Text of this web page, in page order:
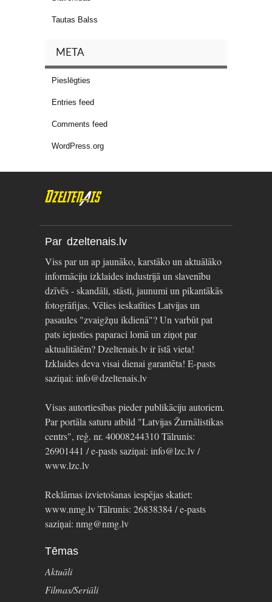
Tautas Balss
META
Pieslēgties
Entries feed
Comments feed
WordPress.org
Par dzeltenais.lv
Viss par un ap jaunāko, karstāko un aktuālāko
informāciju izklaides industrijā un slavenību
dzīvēs - skandāli, stāsti, jaunumi un pikantākās
fotogrāfijas. Vēlies ieskatīties Latvijas un
pasaules "zvaigžņu ikdienā"? Un varbūt pat
pats iejusties paparaci lomā un ziņot par
aktualitātēm? Dzeltenais.lv ir īstā vieta!
Izklaides deva visai dienai garantēta! E-pasts
saziņai: info@dzeltenais.lv
Visas autortiesības pieder publikāciju autoriem.
Par portāla saturu atbild "Latvijas Žurnālistikas
centrs", reģ. nr. 40008244310 Tālrunis:
26901441 / e-pasts saziņai: info@lzc.lv /
www.lzc.lv
Reklāmas izvietošanas iespējas skatiet:
www.nmg.lv Tālrunis: 26838384 / e-pasts
saziņai: nmg@nmg.lv
Tēmas
Aktuāli
Filmas/Seriāli